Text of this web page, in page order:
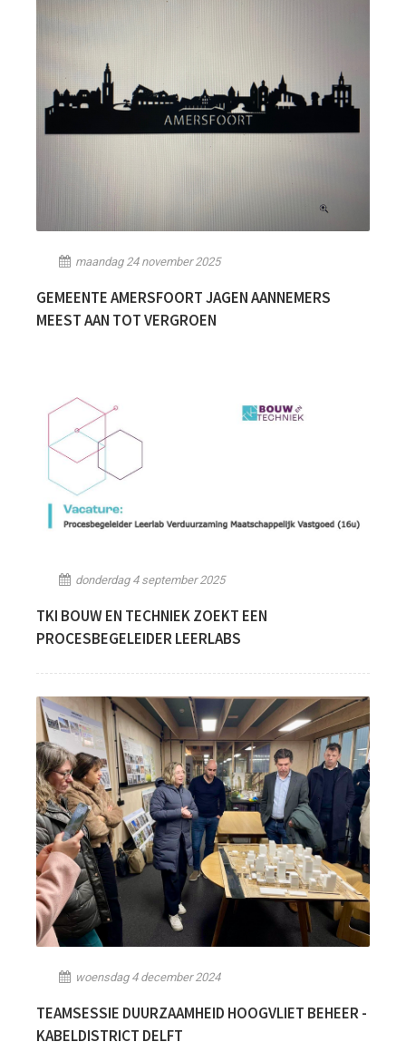
maandag 24 november 2025
GEMEENTE AMERSFOORT JAGEN AANNEMERS
MEEST AAN TOT VERGROEN
donderdag 4 september 2025
TKI BOUW EN TECHNIEK ZOEKT EEN
PROCESBEGELEIDER LEERLABS
woensdag 4 december 2024
TEAMSESSIE DUURZAAMHEID HOOGVLIET BEHEER -
KABELDISTRICT DELFT